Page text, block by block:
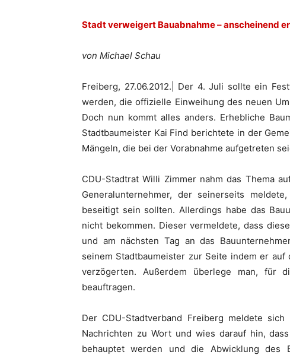
Stadt verweigert Bauabnahme – anscheinend
von Michael Schau
Freiberg, 27.06.2012.| Der 4. Juli sollte ein
werden, die offizielle Einweihung des neuen
Doch nun kommt alles anders. Erhebliche
Stadtbaumeister Kai Find berichtete in der
Mängeln, die bei der Vorabnahme aufgetreten
CDU-Stadtrat Willi Zimmer nahm das Thema
Generalunternehmer, der seinerseits
beseitigt sein sollten. Allerdings habe das
nicht bekommen. Dieser vermeldete, dass
und am nächsten Tag an das
seinem Stadtbaumeister zur Seite indem er
verzögerten. Außerdem überlege man, für
beauftragen.
Der CDU-Stadtverband Freiberg meldete
Nachrichten zu Wort und wies darauf hin,
behauptet werden und die Abwicklung des